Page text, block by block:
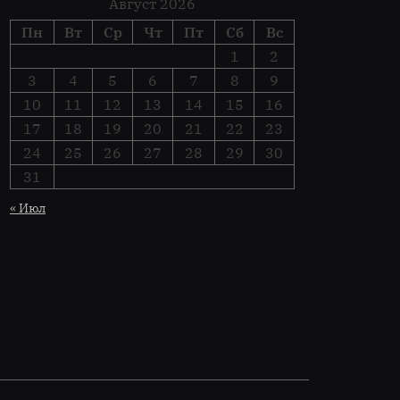
Пн
Вт Ср Чт Пт Сб
Вс
1
2
3
4 5 6 7 8
9
10
11 12 13 14 15
16
17
18 19 20 21 22
23
24
25 26 27 28 29
30
31
« Июл